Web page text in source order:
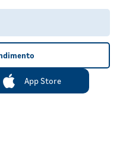
App Store